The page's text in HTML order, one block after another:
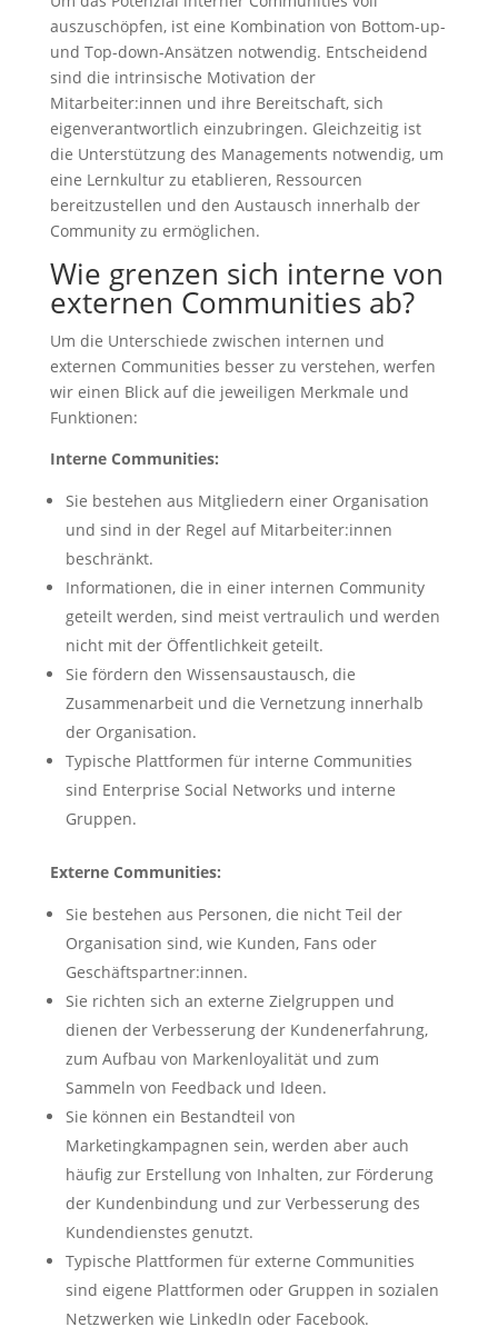
auszuschöpfen, ist eine Kombination von Bottom-up-
und Top-down-Ansätzen notwendig. Entscheidend
sind die intrinsische Motivation der
Mitarbeiter:innen und ihre Bereitschaft, sich
eigenverantwortlich einzubringen. Gleichzeitig ist
die Unterstützung des Managements notwendig, um
eine Lernkultur zu etablieren, Ressourcen
bereitzustellen und den Austausch innerhalb der
Community zu ermöglichen.
Wie grenzen sich interne von
externen Communities ab?
Um die Unterschiede zwischen internen und
externen Communities besser zu verstehen, werfen
wir einen Blick auf die jeweiligen Merkmale und
Funktionen:
Interne Communities:
Sie bestehen aus Mitgliedern einer Organisation
und sind in der Regel auf Mitarbeiter:innen
beschränkt.
Informationen, die in einer internen Community
geteilt werden, sind meist vertraulich und werden
nicht mit der Öffentlichkeit geteilt.
Sie fördern den Wissensaustausch, die
Zusammenarbeit und die Vernetzung innerhalb
der Organisation.
Typische Plattformen für interne Communities
sind Enterprise Social Networks und interne
Gruppen.
Externe Communities:
Sie bestehen aus Personen, die nicht Teil der
Organisation sind, wie Kunden, Fans oder
Geschäftspartner:innen.
Sie richten sich an externe Zielgruppen und
dienen der Verbesserung der Kundenerfahrung,
zum Aufbau von Markenloyalität und zum
Sammeln von Feedback und Ideen.
Sie können ein Bestandteil von
Marketingkampagnen sein, werden aber auch
häufig zur Erstellung von Inhalten, zur Förderung
der Kundenbindung und zur Verbesserung des
Kundendienstes genutzt.
Typische Plattformen für externe Communities
sind eigene Plattformen oder Gruppen in sozialen
Netzwerken wie LinkedIn oder Facebook.